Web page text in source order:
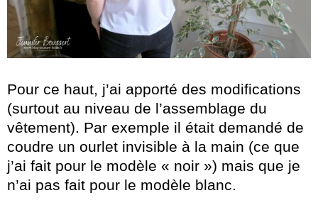
Pour ce haut, j’ai apporté des modifications
(surtout au niveau de l’assemblage du
vêtement). Par exemple il était demandé de
coudre un ourlet invisible à la main (ce que
j’ai fait pour le modèle « noir ») mais que je
n’ai pas fait pour le modèle blanc.